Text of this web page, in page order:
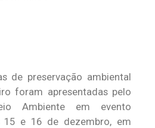
de preservação ambiental
foram apresentadas pelo
Ambiente em evento
15 e 16 de dezembro, em